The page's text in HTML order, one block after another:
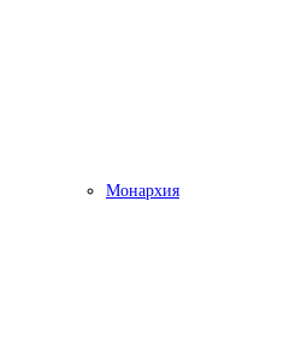
Монархия